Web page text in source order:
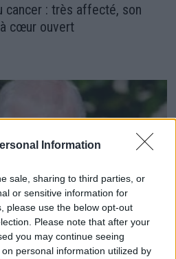
Information
sale, sharing to third parties, or
or sensitive information for
please use the below opt-out
Please note that after your
you may continue seeing
personal information utilized by
cancer : très affecté, son
cœur ouvert